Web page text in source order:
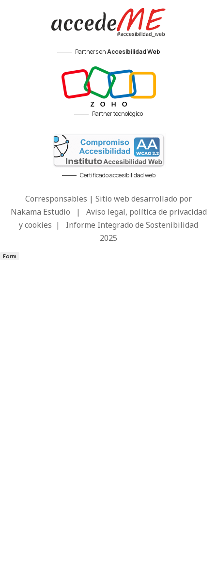
Partners enAccesibilidad Web
Partner tecnológico
Certificado accesibilidad web
Corresponsables | Sitio web desarrollado por
Nakama Estudio | Aviso legal, política de privacidad
y cookies | Informe Integrado de Sostenibilidad
2025
Form